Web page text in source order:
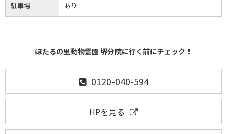
駐車場 あり
ほたるの里動物霊園 堺分院に行く前にチェック！
0120-040-594
HPを見る